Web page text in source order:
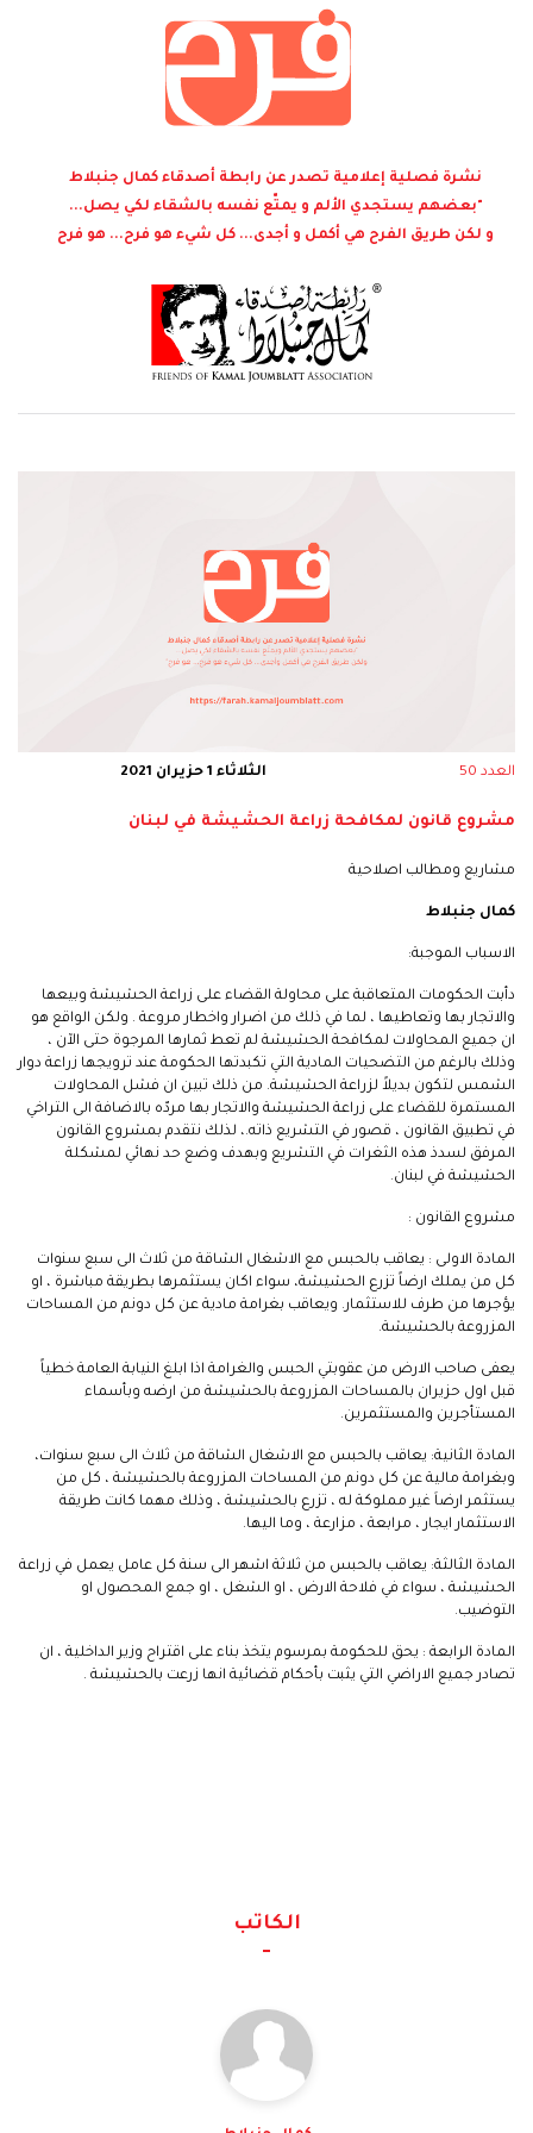
نشرة فصلية إعلامية تصدر عن رابطة أصدقاء كمال جنبلاط
"بعضهم يستجدي الألم و يمتّع نفسه بالشقاء لكي يصل...
و لكن طريق الفرح هي أكمل و أجدى... كل شيء هو فرح... هو فرح
العدد 50 الثلاثاء 1 حزيران 2021
مشروع قانون لمكافحة زراعة الحشيشة في لبنان
مشاريع ومطالب اصلاحية
كمال جنبلاط
الاسباب الموجبة:
دأبت الحكومات المتعاقبة على محاولة القضاء على زراعة الحشيشة وبيعها
والاتجار بها وتعاطيها ، لما في ذلك من اضرار واخطار مروعة . ولكن الواقع هو
ان جميع المحاولات لمكافحة الحشيشة لم تعط ثمارها المرجوة حتى الآن ،
وذلك بالرغم من التضحيات المادية التي تكبدتها الحكومة عند ترويجها زراعة دوار
الشمس لتكون بديلاً لزراعة الحشيشة. من ذلك تبين ان فشل المحاولات
المستمرة للقضاء على زراعة الحشيشة والاتجار بها مردّه بالاضافة الى التراخي
في تطبيق القانون ، قصور في التشريع ذاته.، لذلك نتقدم بمشروع القانون
المرفق لسدذ هذه الثغرات في التشريع وبهدف وضع حد نهائي لمشكلة
الحشيشة في لبنان.
مشروع القانون :
المادة الاولى : يعاقب بالحبس مع الاشغال الشاقة من ثلاث الى سبع سنوات
كل من يملك ارضاً تزرع الحشيشة، سواء اكان يستثمرها بطريقة مباشرة ، او
يؤجرها من طرف للاستثمار. ويعاقب بغرامة مادية عن كل دونم من المساحات
المزروعة بالحشيشة.
يعفى صاحب الارض من عقوبتي الحبس والغرامة اذا ابلغ النيابة العامة خطياً
قبل اول حزيران بالمساحات المزروعة بالحشيشة من ارضه وبأسماء
المستأجرين والمستثمرين.
المادة الثانية: يعاقب بالحبس مع الاشغال الشاقة من ثلاث الى سبع سنوات،
وبغرامة مالية عن كل دونم من المساحات المزروعة بالحشيشة ، كل من
يستثمر ارضاَ غير مملوكة له ، تزرع بالحشيشة ، وذلك مهما كانت طريقة
الاستثمار ايجار ، مرابعة ، مزارعة ، وما اليها.
المادة الثالثة: يعاقب بالحبس من ثلاثة اشهر الى سنة كل عامل يعمل في زراعة
الحشيشة ، سواء في فلاحة الارض ، او الشغل ، او جمع المحصول او
التوضيب.
المادة الرابعة : يحق للحكومة بمرسوم يتخذ بناء على اقتراح وزير الداخلية ، ان
تصادر جميع الاراضي التي يثبت بأحكام قضائية انها زرعت بالحشيشة .
الكاتب